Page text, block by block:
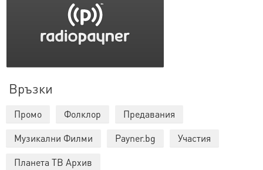
Връзки
Промо Фолклор
Предавания
Музикални Филми
Payner.bg
Участия
Планета ТВ Архив